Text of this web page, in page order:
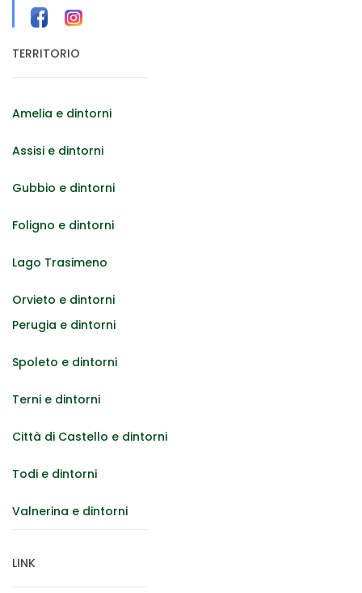
TERRITORIO
Amelia e dintorni
Assisi e dintorni
Gubbio e dintorni
Foligno e dintorni
Lago Trasimeno
Orvieto e dintorni
Perugia e dintorni
Spoleto e dintorni
Terni e dintorni
Città di Castello e dintorni
Todi e dintorni
Valnerina e dintorni
LINK